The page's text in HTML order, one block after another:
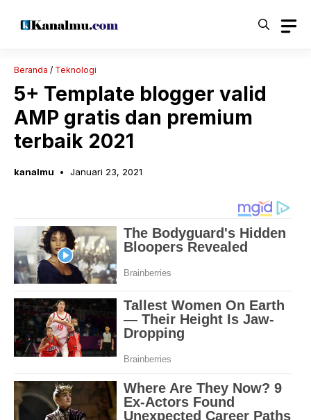
Beranda / Teknologi
5+ Template blogger valid
AMP gratis dan premium
terbaik 2021
kanalmu Januari 23, 2021